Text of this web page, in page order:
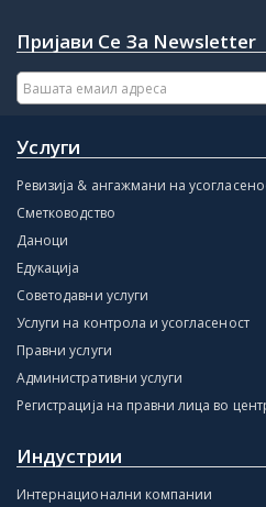
Пријави Се За Newsletter
Услуги
Ревизија & ангажмани на
Сметководство
Даноци
Едукација
Советодавни услуги
Услуги на контрола и усогласеност
Правни услуги
Административни услуги
Регистрација на правни лица во
Индустрии
Интернационални компании